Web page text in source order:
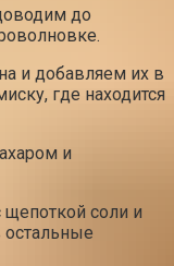
до
и добавляем их в
где находится
и
соли и